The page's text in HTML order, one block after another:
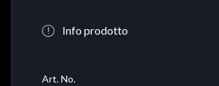
Info prodotto
Art. No.